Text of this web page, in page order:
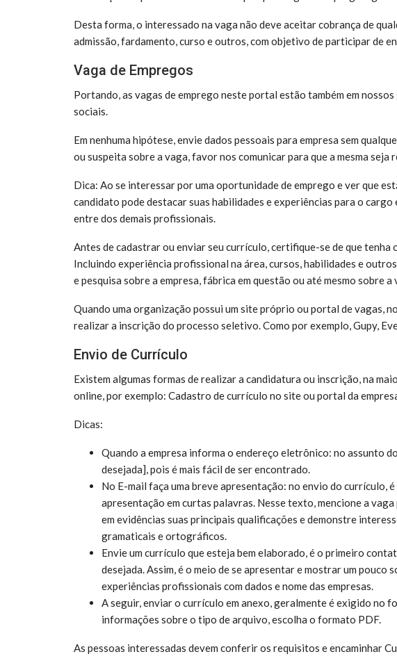
Desta forma, o interessado na vaga não deve aceitar cobrança de
admissão, fardamento, curso e outros, com objetivo de participar de
Vaga de Empregos
Portando, as vagas de emprego neste portal estão também em
sociais.
Em nenhuma hipótese, envie dados pessoais para empresa sem
ou suspeita sobre a vaga, favor nos comunicar para que a mesma seja
Dica: Ao se interessar por uma oportunidade de emprego e ver que
candidato pode destacar suas habilidades e experiências para o
entre dos demais profissionais.
Antes de cadastrar ou enviar seu currículo, certifique-se de que tenha
Incluindo experiência profissional na área, cursos, habilidades e
e pesquisa sobre a empresa, fábrica em questão ou até mesmo sobre a
Quando uma organização possui um site próprio ou portal de vagas,
realizar a inscrição do processo seletivo. Como por exemplo, Gupy,
Envio de Currículo
Existem algumas formas de realizar a candidatura ou inscrição, na
online, por exemplo: Cadastro de currículo no site ou portal da
Dicas:
Quando a empresa informa o endereço eletrônico: no assunto
desejada], pois é mais fácil de ser encontrado.
No E-mail faça uma breve apresentação: no envio do currículo,
apresentação em curtas palavras. Nesse texto, mencione a
em evidências suas principais qualificações e demonstre
gramaticais e ortográficos.
Envie um currículo que esteja bem elaborado, é o primeiro
desejada. Assim, é o meio de se apresentar e mostrar um pouco
experiências profissionais com dados e nome das empresas.
A seguir, enviar o currículo em anexo, geralmente é exigido no
informações sobre o tipo de arquivo, escolha o formato PDF.
As pessoas interessadas devem conferir os requisitos e encaminhar